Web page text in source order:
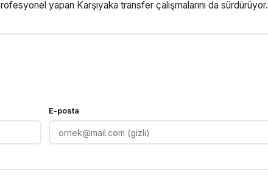
yapan Karşıyaka transfer çalışmalarını da sürdürüyor.
E-posta